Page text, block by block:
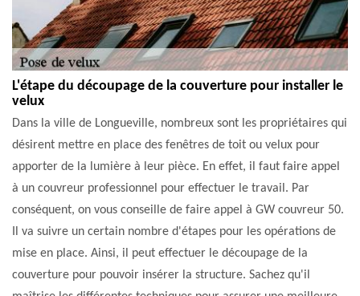
L'étape du découpage de la couverture pour installer le
velux
Dans la ville de Longueville, nombreux sont les propriétaires qui
désirent mettre en place des fenêtres de toit ou velux pour
apporter de la lumière à leur pièce. En effet, il faut faire appel
à un couvreur professionnel pour effectuer le travail. Par
conséquent, on vous conseille de faire appel à GW couvreur 50.
Il va suivre un certain nombre d'étapes pour les opérations de
mise en place. Ainsi, il peut effectuer le découpage de la
couverture pour pouvoir insérer la structure. Sachez qu'il